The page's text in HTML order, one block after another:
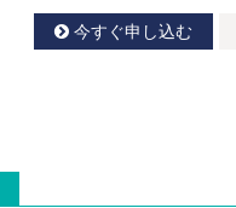
今すぐ申し込む